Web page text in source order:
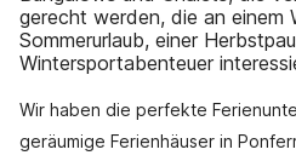
gerecht werden, die an einem
Sommerurlaub, einer
Wintersportabenteuer
Wir haben die perfekte
geräumige Ferienhäuser in